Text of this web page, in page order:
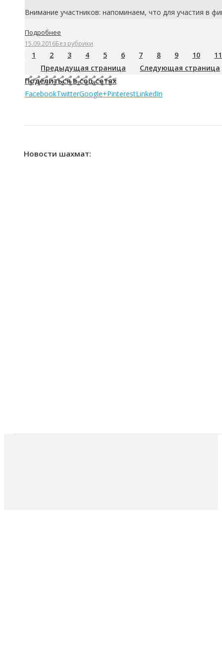
Внимание участников: напоминаем, что для участия в
Подробнее
15.09.2016Без рубрики
1 2 3 4 5 6 7 8 9 10
11
Предыдущая страница
Следующая страница
Поделиться в соц.сетях
FacebookTwitterGoogle+PinterestLinkedIn
Новости шахмат: